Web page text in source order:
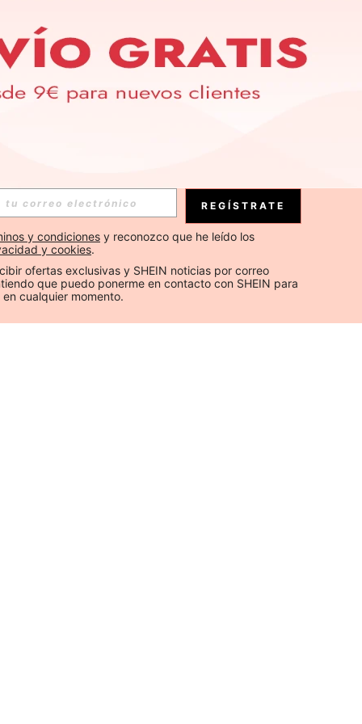
REGÍSTRATE
y condiciones y reconozco que he leído los
y cookies.
ofertas exclusivas y SHEIN noticias por correo
que puedo ponerme en contacto con SHEIN para
cualquier momento.